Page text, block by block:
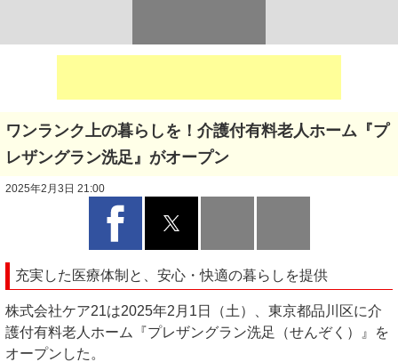
ワンランク上の暮らしを！介護付有料老人ホーム『プ
レザングラン洗足』がオープン
2025年2月3日 21:00
充実した医療体制と、安心・快適の暮らしを提供
株式会社ケア21は2025年2月1日（土）、東京都品川区に介
護付有料老人ホーム『プレザングラン洗足（せんぞく）』を
オープンした。